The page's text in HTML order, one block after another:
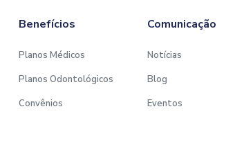
Benefícios
Planos Médicos
Planos Odontológicos
Convênios
Comunicação
Notícias
Blog
Eventos